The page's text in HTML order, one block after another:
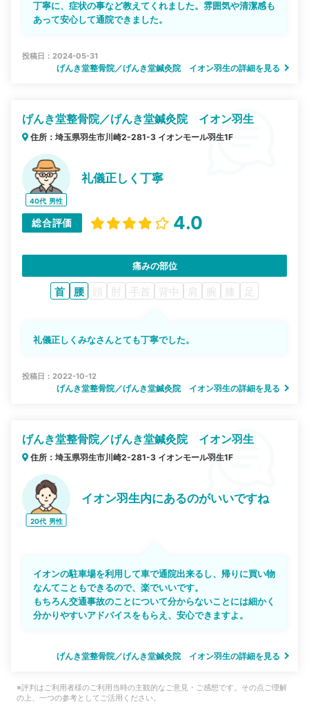
丁寧に、症状の事など教えてくれました。雰囲気や清潔感も
あって安心して通院できました。
投稿日：2024-05-31
げんき堂整骨院／げんき堂鍼灸院 イオン羽生の詳細を見る
げんき堂整骨院／げんき堂鍼灸院 イオン羽生
住所：埼玉県羽生市川崎2-281-3 イオンモール羽生1F
40代 男性
礼儀正しく丁寧
総合評価 4.0
痛みの部位
首 腰 頭 肘 手首 背中 肩 腕 膝 足
礼儀正しくみなさんとても丁寧でした。
投稿日：2022-10-12
げんき堂整骨院／げんき堂鍼灸院 イオン羽生の詳細を見る
げんき堂整骨院／げんき堂鍼灸院 イオン羽生
住所：埼玉県羽生市川崎2-281-3 イオンモール羽生1F
20代 男性
イオン羽生内にあるのがいいですね
イオンの駐車場を利用して車で通院出来るし、帰りに買い物
なんてこともできるので、楽でいいです。
もちろん交通事故のことについて分からないことには細かく
分かりやすいアドバイスをもらえ、安心できますよ。
げんき堂整骨院／げんき堂鍼灸院 イオン羽生の詳細を見る
※評判はご利用者様のご利用当時の主観的なご意見・ご感想です。その点ご理解
の上、一つの参考としてご活用ください。